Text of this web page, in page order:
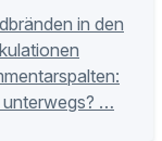
in den
unterwegs? …